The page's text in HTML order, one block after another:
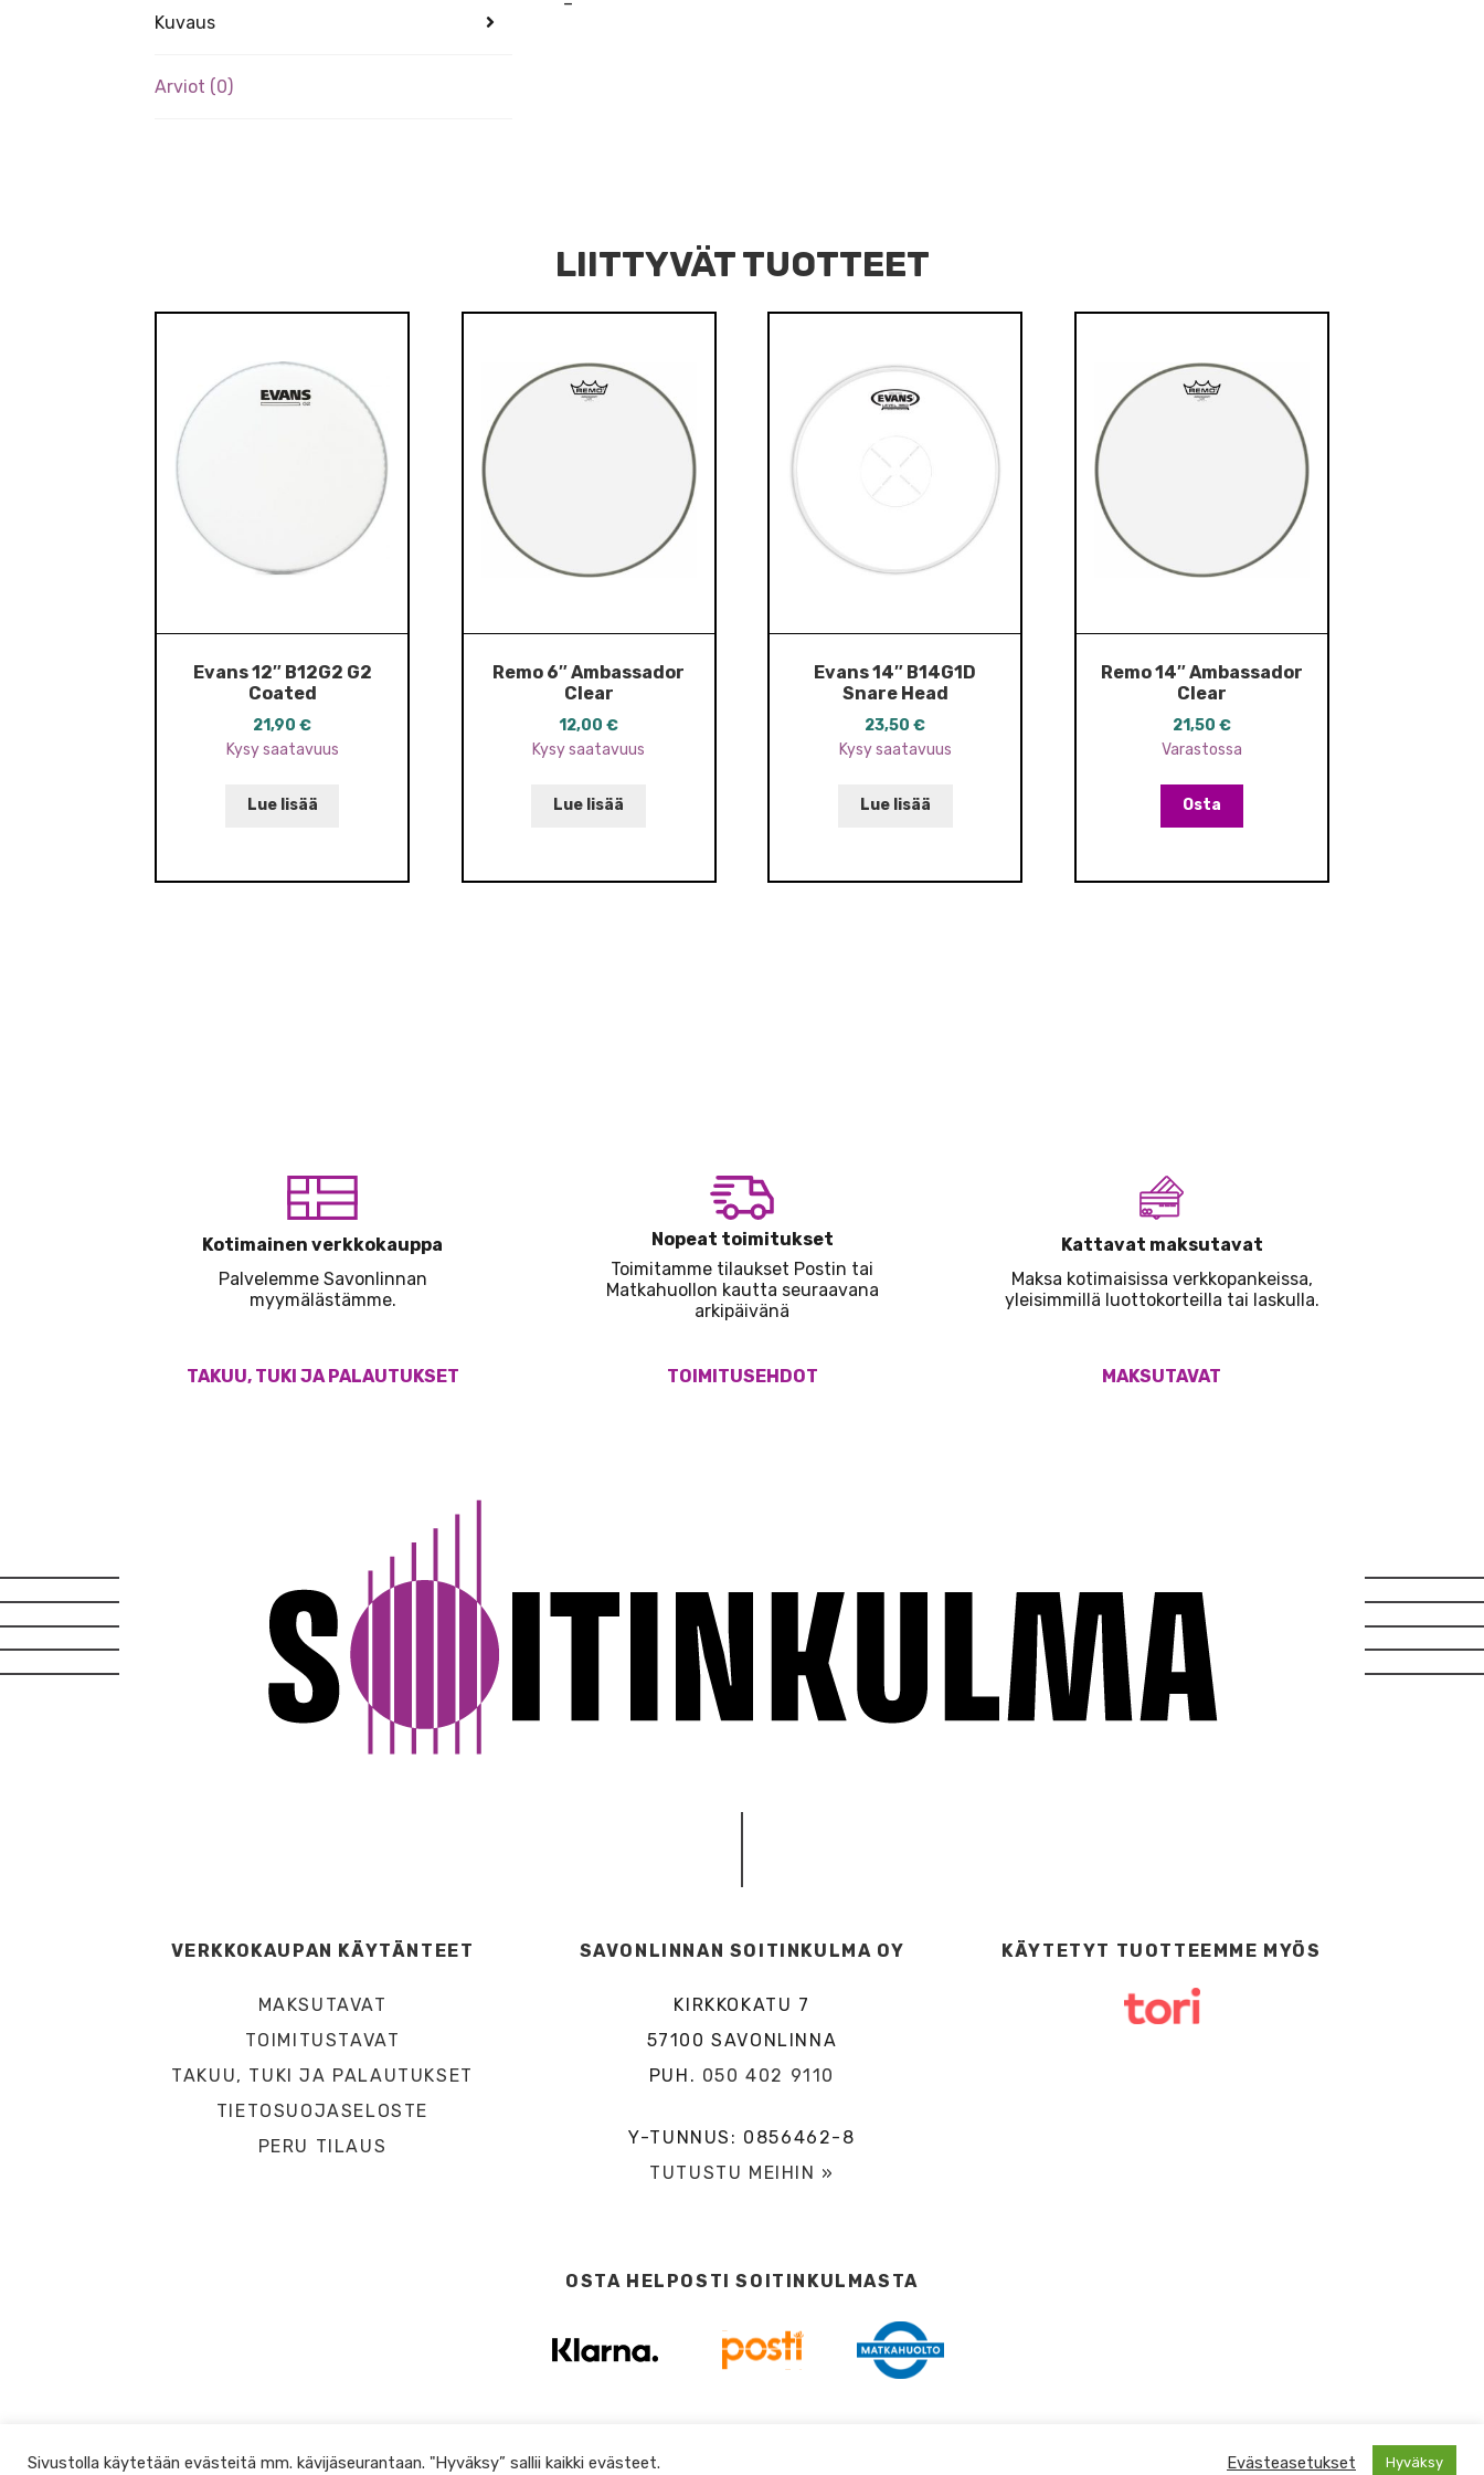
Kuvaus
Arviot (0)
LIITTYVÄT TUOTTEET
Evans 12″ B12G2 G2
Coated
21,90€
Kysy saatavuus
Lue lisää
Remo 6″ Ambassador
Clear
12,00€
Kysy saatavuus
Lue lisää
Evans 14″ B14G1D
Snare Head
23,50€
Kysy saatavuus
Lue lisää
Remo 14″ Ambassador
Clear
21,50 €
Varastossa
Osta
Kotimainen verkkokauppa
Palvelemme Savonlinnan
myymälästämme.
TAKUU, TUKI JA PALAUTUKSET
Nopeat toimitukset
Toimitamme tilaukset Postin tai
Matkahuollon kautta seuraavana
arkipäivänä
TOIMITUSEHDOT
Kattavat maksutavat
Maksa kotimaisissa verkkopankeissa,
yleisimmillä luottokorteilla tai laskulla.
MAKSUTAVAT
VERKKOKAUPAN KÄYTÄNTEET
MAKSUTAVAT
TOIMITUSTAVAT
TAKUU, TUKI JA PALAUTUKSET
TIETOSUOJASELOSTE
PERU TILAUS
SAVONLINNAN SOITINKULMA OY
KIRKKOKATU 7
57100 SAVONLINNA
PUH. 050 402 9110
Y-TUNNUS: 0856462-8
TUTUSTU MEIHIN »
KÄYTETYT TUOTTEEMME MYÖS
OSTA HELPOSTI SOITINKULMASTA
DESIGN BY
Sivustolla käytetään evästeitä mm. kävijäseurantaan. "Hyväksy” sallii kaikki evästeet. Evästeasetukset Hyväksy